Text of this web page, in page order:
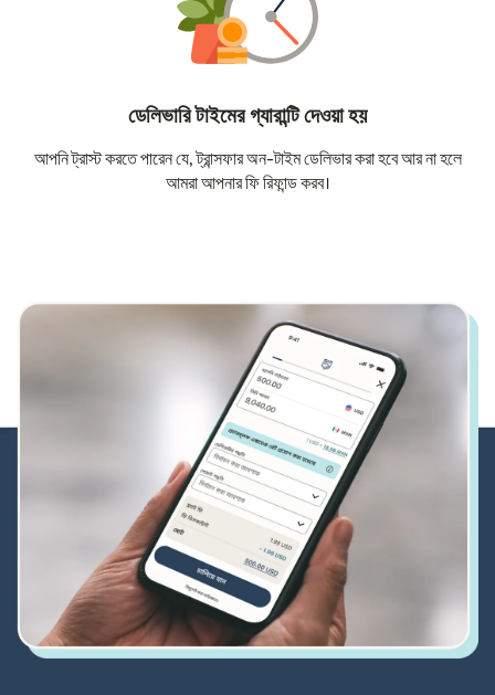
ডেলিভারি টাইমের গ্যারান্টি দেওয়া হয়
আপনি ট্রাস্ট করতে পারেন যে, ট্রান্সফার অন-টাইম ডেলিভার করা হবে আর না হলে
আমরা আপনার ফি রিফান্ড করব।